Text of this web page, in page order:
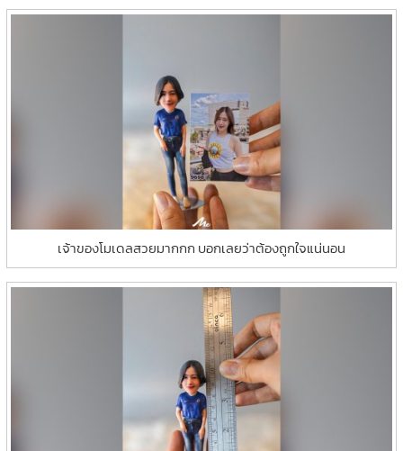
เจ้าของโมเดลสวยมากกก บอกเลยว่าต้องถูกใจแน่นอน